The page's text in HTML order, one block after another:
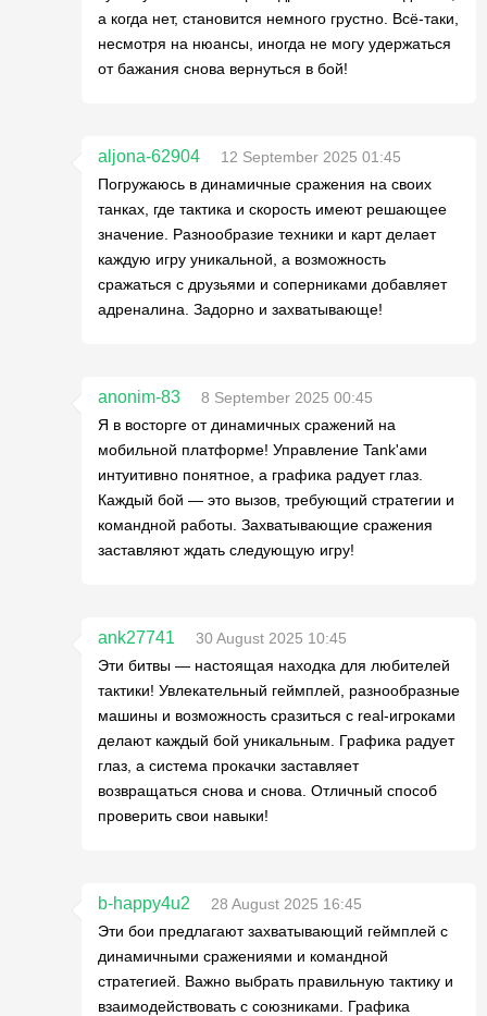
а когда нет, становится немного грустно. Всё-таки,
несмотря на нюансы, иногда не могу удержаться
от бажания снова вернуться в бой!
aljona-62904
12 September 2025 01:45
Погружаюсь в динамичные сражения на своих
танках, где тактика и скорость имеют решающее
значение. Разнообразие техники и карт делает
каждую игру уникальной, а возможность
сражаться с друзьями и соперниками добавляет
адреналина. Задорно и захватывающе!
anonim-83
8 September 2025 00:45
Я в восторге от динамичных сражений на
мобильной платформе! Управление Tank'ами
интуитивно понятное, а графика радует глаз.
Каждый бой — это вызов, требующий стратегии и
командной работы. Захватывающие сражения
заставляют ждать следующую игру!
ank27741
30 August 2025 10:45
Эти битвы — настоящая находка для любителей
тактики! Увлекательный геймплей, разнообразные
машины и возможность сразиться с real-игроками
делают каждый бой уникальным. Графика радует
глаз, а система прокачки заставляет
возвращаться снова и снова. Отличный способ
проверить свои навыки!
b-happy4u2
28 August 2025 16:45
Эти бои предлагают захватывающий геймплей с
динамичными сражениями и командной
стратегией. Важно выбрать правильную тактику и
взаимодействовать с союзниками. Графика